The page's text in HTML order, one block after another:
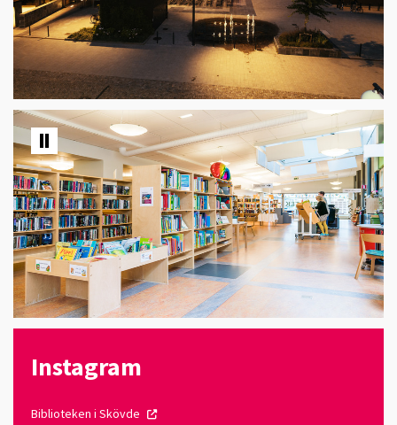
Instagram
Biblioteken i Skövde